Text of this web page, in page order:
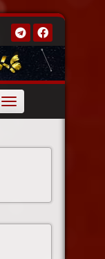
Toggle
navigation